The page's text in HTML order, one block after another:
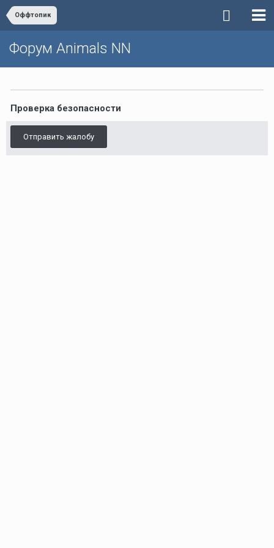
Оффтопик
Форум Animals NN
Проверка безопасности
Отправить жалобу